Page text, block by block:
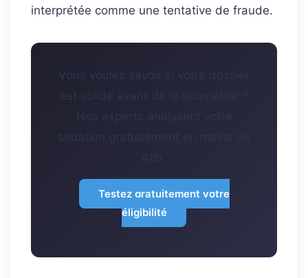
interprétée comme une tentative de fraude.
Vous voulez savoir si votre dossier
est solide avant de le soumettre ?
Testez gratuitement votre
éligibilité